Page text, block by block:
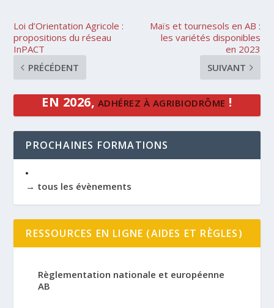
Loi d’Orientation Agricole :
propositions du réseau
InPACT
PRÉCÉDENT
Maïs et tournesols en AB :
les variétés disponibles
en 2023
SUIVANT
EN 2026, ADHÉREZ À AGRIBIODRÔME !
PROCHAINES FORMATIONS
→ tous les évènements
RESSOURCES EN LIGNE (AIDES ET RÈGLES)
Règlementation nationale et européenne
AB